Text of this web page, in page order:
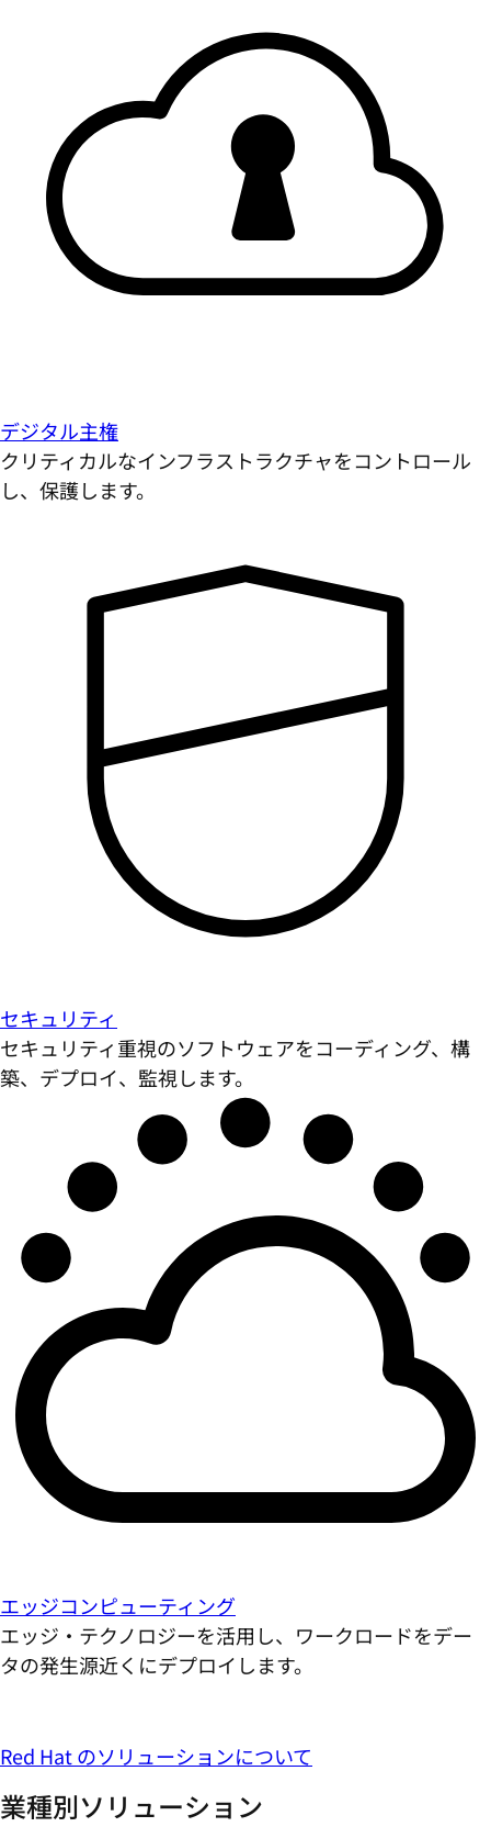
デジタル主権
クリティカルなインフラストラクチャをコントロール
し、保護します。
セキュリティ
セキュリティ重視のソフトウェアをコーディング、構
築、デプロイ、監視します。
エッジコンピューティング
エッジ・テクノロジーを活用し、ワークロードをデー
タの発生源近くにデプロイします。
Red Hat のソリューションについて
業種別ソリューション